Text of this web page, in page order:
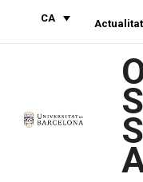
CA Actualitat